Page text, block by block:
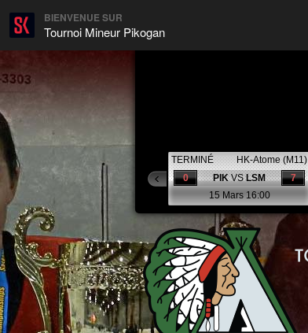
BIENVENUE SUR
Tournoi Mineur Pikogan
TERMINÉ
HK-Atome (M11)
7
0 PIKVSLSM
15 Mars 16:00